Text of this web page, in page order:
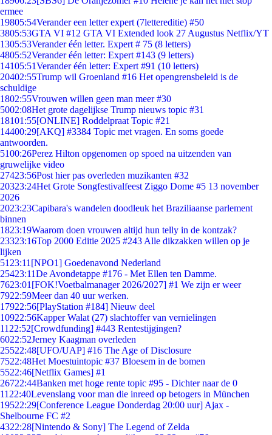
ermee
19805:54Verander een letter expert (7lettereditie) #50
3805:53GTA VI #12 GTA VI Extended look 27 Augustus Netflix/YT
1305:53Verander één letter. Expert # 75 (8 letters)
4805:52Verander één letter: Expert #143 (9 letters)
14105:51Verander één letter: Expert #91 (10 letters)
20402:55Trump wil Groenland #16 Het opengrensbeleid is de
schuldige
1802:55Vrouwen willen geen man meer #30
5002:08Het grote dagelijkse Trump nieuws topic #31
18101:55[ONLINE] Roddelpraat Topic #21
14400:29[AKQ] #3384 Topic met vragen. En soms goede
antwoorden.
5100:26Perez Hilton opgenomen op spoed na uitzenden van
gruwelijke video
27423:56Post hier pas overleden muzikanten #32
20323:24Het Grote Songfestivalfeest Ziggo Dome #5 13 november
2026
2023:23Capibara's wandelen doodleuk het Braziliaanse parlement
binnen
1823:19Waarom doen vrouwen altijd hun telly in de kontzak?
23323:16Top 2000 Editie 2025 #243 Alle dikzakken willen op je
lijken
51 23:11 [NPO1] Goedenavond Nederland
25423:11De Avondetappe #176 - Met Ellen ten Damme.
7623:01 [FOK!Voetbalmanager 2026/2027] #1 We zijn er weer
7922:59Meer dan 40 uur werken.
17922:56[PlayStation #184] Nieuw deel
10922:56Kapper Walat (27) slachtoffer van vernielingen
11 22:52[Crowdfunding] #443 Rentestijgingen?
6022:52Jerney Kaagman overleden
25522:48[UFO/UAP] #16 The Age of Disclosure
7522:48Het Moestuintopic #37 Bloesem in de bomen
5522:46[Netflix Games] #1
26722:44Banken met hoge rente topic #95 - Dichter naar de 0
11 22:40Levenslang voor man die inreed op betogers in München
19522:29[Conference League Donderdag 20:00 uur] Ajax -
Shelbourne FC #2
4322:28[Nintendo & Sony] The Legend of Zelda